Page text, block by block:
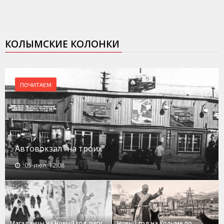
КОЛЫМСКИЕ КОЛОНКИ
ПОЧИТАЕМ
Автовокзал "на троих"
05-июл, 12:08